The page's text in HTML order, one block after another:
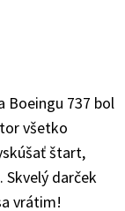
Boeingu 737 bol
všetko
štart,
darček
vrátim!